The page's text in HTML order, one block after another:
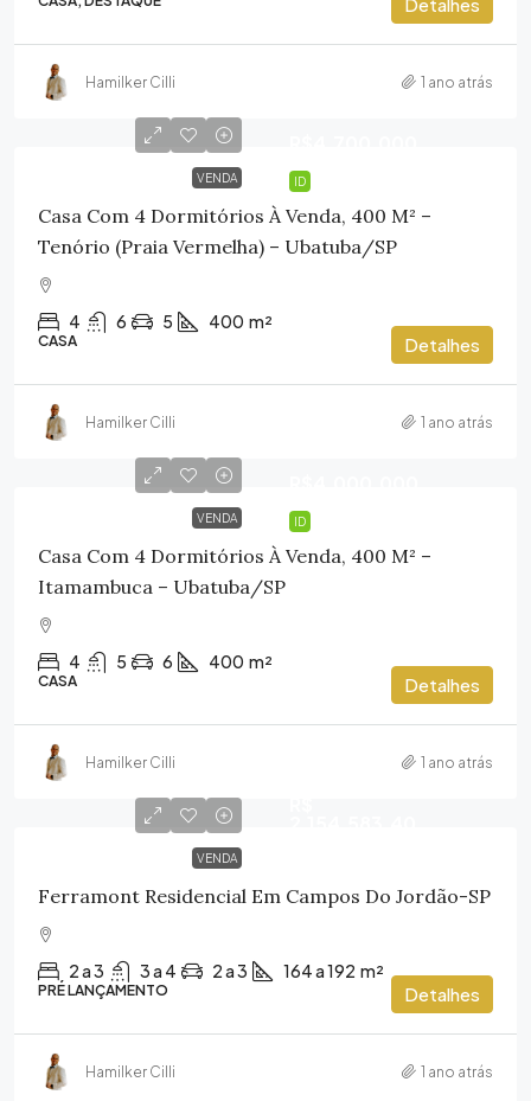
Hamilker Cilli 1 ano atrás
ID
VENDA
Casa Com 4 Dormitórios À Venda, 400 M² –
Tenório (Praia Vermelha) – Ubatuba/SP
4 6 5 400 m²
CASA Detalhes
Hamilker Cilli 1 ano atrás
ID
VENDA
Casa Com 4 Dormitórios À Venda, 400 M² –
Itamambuca – Ubatuba/SP
4 5 6 400 m²
CASA Detalhes
Hamilker Cilli 1 ano atrás
VENDA
Ferramont Residencial Em Campos Do Jordão-SP
2 a 3 3 a 4 2 a 3 164 a 192 m²
PRÉ LANÇAMENTO Detalhes
Hamilker Cilli 1 ano atrás